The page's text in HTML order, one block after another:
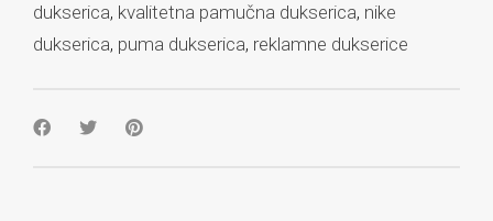
dukserica, kvalitetna pamučna dukserica, nike
dukserica, puma dukserica, reklamne dukserice